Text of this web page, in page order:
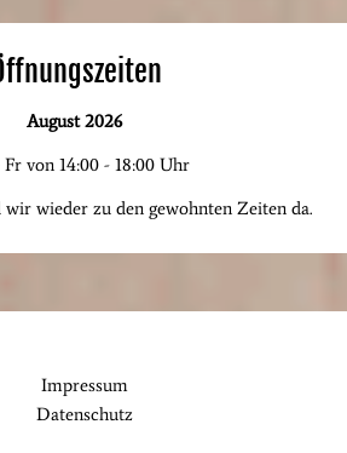
August 2026
von 14:00 - 18:00 Uhr
wir wieder zu den gewohnten Zeiten da.
Impressum
Datenschutz